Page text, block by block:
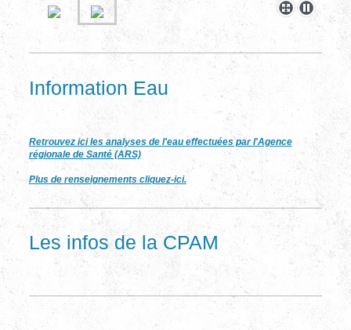
Information Eau
Retrouvez ici les analyses de l'eau effectuées par l'Agence
régionale de Santé (ARS)
Plus de renseignements cliquez-ici.
Les infos de la CPAM